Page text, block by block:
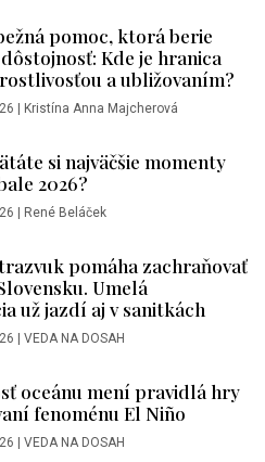
pomoc, ktorá berie
Kde je hranica
a ubližovaním?
Kristína Anna Majcherová
si najväčšie momenty
2026?
René Beláček
pomáha zachraňovať
Umelá
už jazdí aj v sanitkách
VEDA NA DOSAH
oceánu mení pravidlá hry
fenoménu El Niño
VEDA NA DOSAH